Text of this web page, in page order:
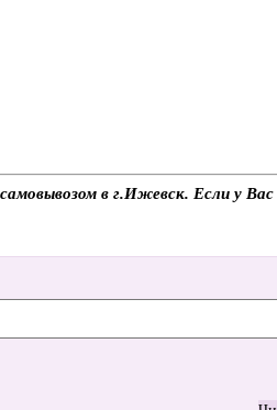
в г.Ижевск. Если у